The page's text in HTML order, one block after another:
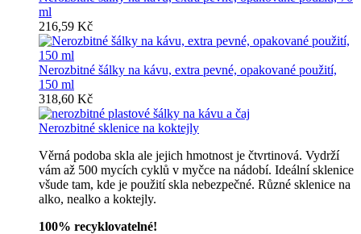
ml
216,59 Kč
Nerozbitné šálky na kávu, extra pevné, opakované použití,
150 ml
318,60 Kč
Nerozbitné sklenice na koktejly
Věrná podoba skla ale jejich hmotnost je čtvrtinová. Vydrží
vám až 500 mycích cyklů v myčce na nádobí. Ideální sklenice
všude tam, kde je použití skla nebezpečné. Různé sklenice na
alko, nealko a koktejly.
100% recyklovatelné!